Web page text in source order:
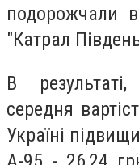
подорожчали
"Катрал
В
середня
Україні